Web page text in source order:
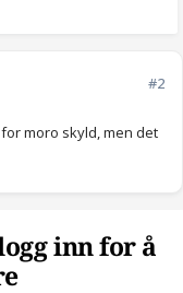
#2
moro skyld, men det
inn for å